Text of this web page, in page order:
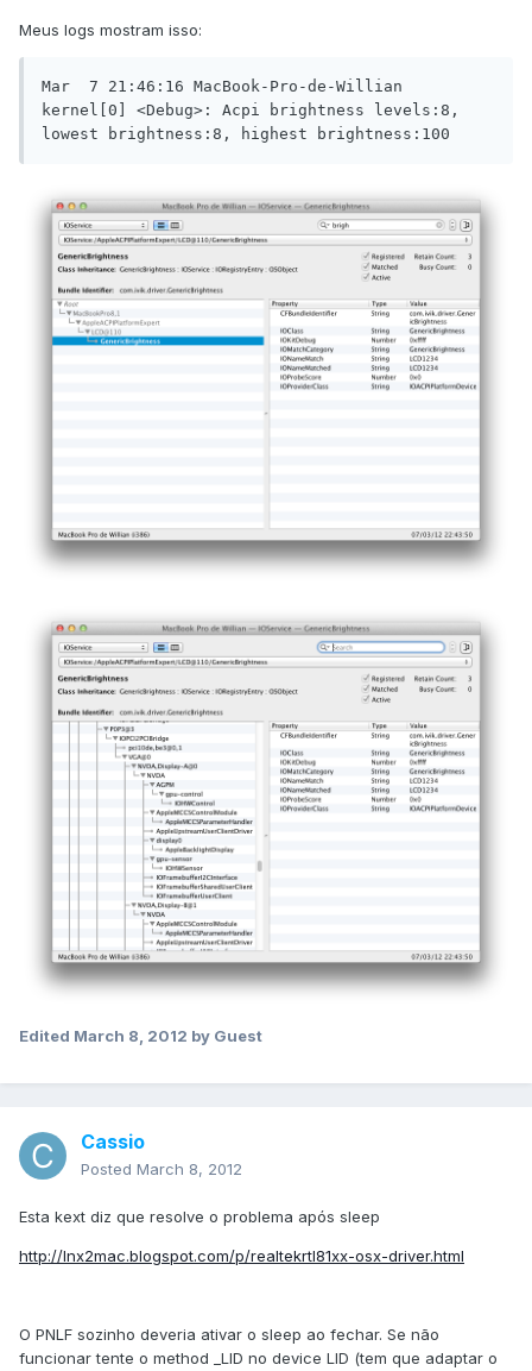
Meus logs mostram isso:
Mar  7 21:46:16 MacBook-Pro-de-Willian
kernel[0] <Debug>: Acpi brightness levels:8,
lowest brightness:8, highest brightness:100
Edited March 8, 2012 by Guest
Cassio
Posted March 8, 2012
Esta kext diz que resolve o problema após sleep
http://lnx2mac.blogspot.com/p/realtekrtl81xx-osx-driver.html
O PNLF sozinho deveria ativar o sleep ao fechar. Se não
funcionar tente o method _LID no device LID (tem que adaptar o